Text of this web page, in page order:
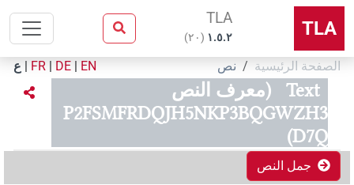
TLA
TLA
۱.٥.٢ (٢٠)
الصفحة الرئيسية نص EN
|
DE
|
FR
| ع
Text
(معرف النص
P2FSMFRDQJH5NKP3BQGWZH3
D7Q)
جمل النص